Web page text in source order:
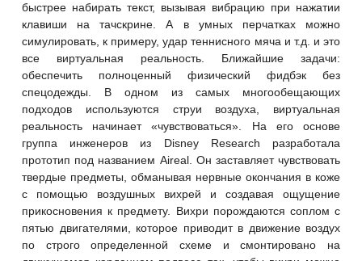
быстрее набирать текст, вызывая вибрацию при нажатии
клавиши на тачскрине. А в умных перчатках можно
симулировать, к примеру, удар теннисного мяча и т.д. и это
все виртуальная реальность. Ближайшие задачи:
обеспечить полноценный физический фидбэк без
спецодежды. В одном из самых многообещающих
подходов используются струи воздуха, виртуальная
реальность начинает «чувствоваться». На его основе
группа инженеров из Disney Research разработала
прототип под названием Aireal. Он заставляет чувствовать
твердые предметы, обманывая нервные окончания в коже
с помощью воздушных вихрей и создавая ощущение
прикосновения к предмету. Вихри порождаются соплом с
пятью двигателями, которое приводит в движение воздух
по строго определенной схеме и смонтировано на